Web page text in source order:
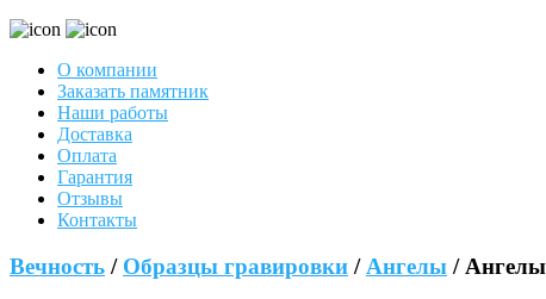
О компании
Заказать памятник
Наши работы
Доставка
Оплата
Гарантия
Отзывы
Контакты
Вечность / Образцы гравировки / Ангелы /